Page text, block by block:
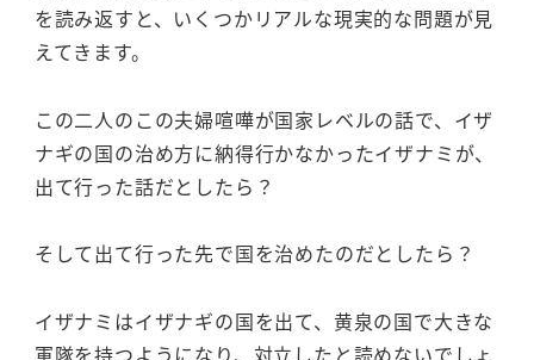
を読み返すと、いくつかリアルな現実的な問題が見
えてきます。
この二人のこの夫婦喧嘩が国家レベルの話で、イザ
ナギの国の治め方に納得行かなかったイザナミが、
出て行った話だとしたら？
そして出て行った先で国を治めたのだとしたら？
イザナミはイザナギの国を出て、黄泉の国で大きな